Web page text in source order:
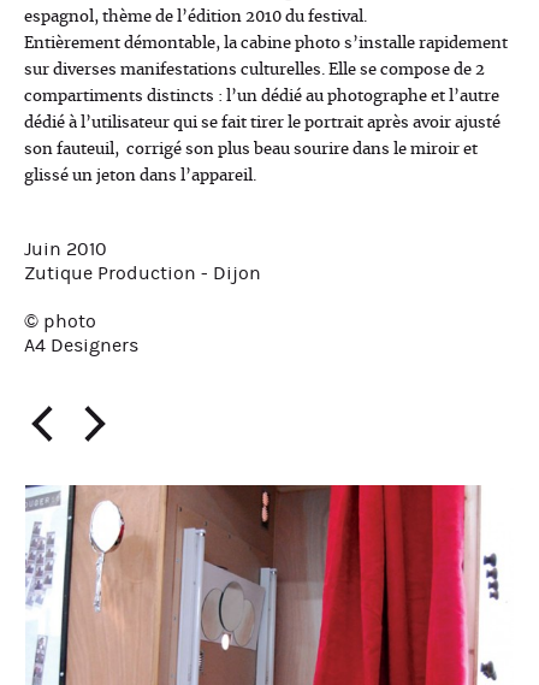
espagnol, thème de l’édition 2010 du festival.
Entièrement démontable, la cabine photo s’installe rapidement
sur diverses manifestations culturelles. Elle se compose de 2
compartiments distincts : l’un dédié au photographe et l’autre
dédié à l’utilisateur qui se fait tirer le portrait après avoir ajusté
son fauteuil, corrigé son plus beau sourire dans le miroir et
glissé un jeton dans l’appareil.
Juin 2010
Zutique Production - Dijon
© photo
A4 Designers